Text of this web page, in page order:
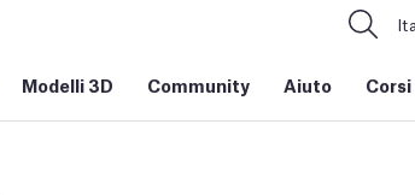
Modelli 3D Community Aiuto Corsi